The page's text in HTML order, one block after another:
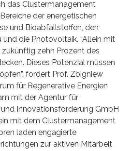
das Clustermanagement
der energetischen
und Bioabfallstoffen, den
die Photovoltaik. “Allein mit
zehn Prozent des
Dieses Potenzial müssen
fordert Prof. Zbigniew
für Regenerative Energien
mit der Agentur für
Innovationsförderung GmbH
mit dem Clustermanagement
laden engagierte
zur aktiven Mitarbeit